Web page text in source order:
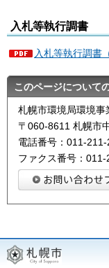
入札等執行調書
入札等執行調書
このページについて
札幌市環境局環境事
〒060-8611 札幌市
電話番号：011-
ファクス番号：